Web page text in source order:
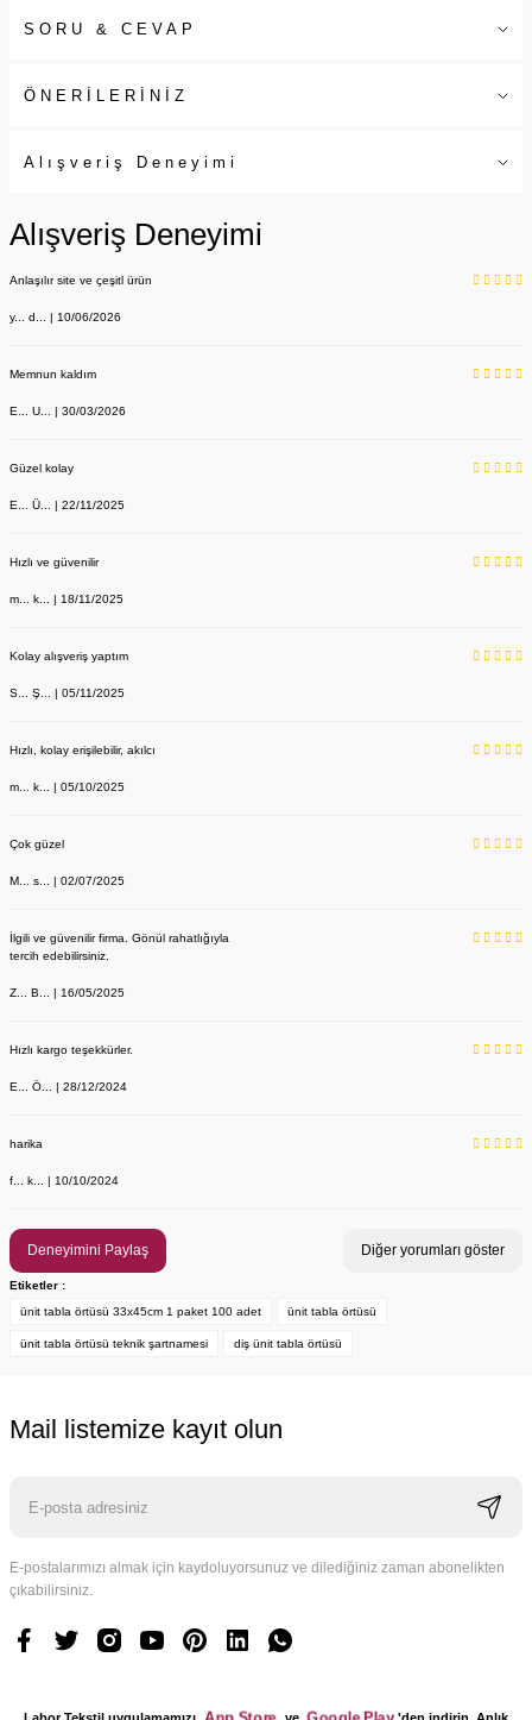
SORU & CEVAP
ÖNERİLERİNİZ
Alışveriş Deneyimi
Alışveriş Deneyimi
Anlaşılır site ve çeşitl ürün
y... d... | 10/06/2026
Memnun kaldım
E... U... | 30/03/2026
Güzel kolay
E... Ü... | 22/11/2025
Hızlı ve güvenilir
m... k... | 18/11/2025
Kolay alışveriş yaptım
S... Ş... | 05/11/2025
Hızlı, kolay erişilebilir, akılcı
m... k... | 05/10/2025
Çok güzel
M... s... | 02/07/2025
İlgili ve güvenilir firma. Gönül rahatlığıyla
tercih edebilirsiniz.
Z... B... | 16/05/2025
Hızlı kargo teşekkürler.
E... Ö... | 28/12/2024
harika
f... k... | 10/10/2024
Deneyimini Paylaş Diğer yorumları göster
Etiketler :
ünit tabla örtüsü 33x45cm 1 paket 100 adet
ünit tabla örtüsü
ünit tabla örtüsü teknik şartnamesi diş ünit tabla örtüsü
Mail listemize kayıt olun
E-postalarımızı almak için kaydoluyorsunuz ve dilediğiniz zaman abonelikten
çıkabilirsiniz.